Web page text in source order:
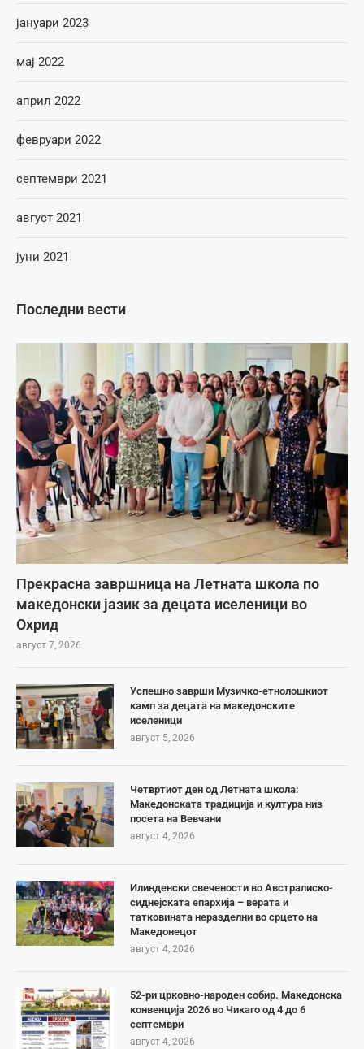
Последни вести
Прекрасна завршница на Летната школа по
македонски јазик за децата иселеници во
Охрид
август 7, 2026
Успешно заврши Музичко-етнолошкиот
камп за децата на македонските
иселеници
август 5, 2026
Четвртиот ден од Летната школа:
Македонската традиција и култура низ
посета на Вевчани
август 4, 2026
Илинденски свечености во Австралиско-
сиднејската епархија – верата и
татковината неразделни во срцето на
Македонецот
август 4, 2026
52-ри црковно-народен собир. Македонска
конвенција 2026 во Чикаго од 4 до 6
септември
август 4, 2026
јануари 2023
мај 2022
април 2022
февруари 2022
септември 2021
август 2021
јуни 2021